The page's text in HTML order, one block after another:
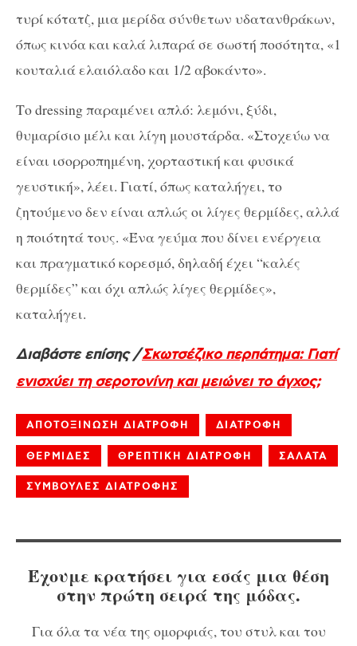
τυρί κότατζ, μια μερίδα σύνθετων υδατανθράκων,
όπως κινόα και καλά λιπαρά σε σωστή ποσότητα, «1
κουταλιά ελαιόλαδο και 1/2 αβοκάντο».
Το dressing παραμένει απλό: λεμόνι, ξύδι,
θυμαρίσιο μέλι και λίγη μουστάρδα. «Στοχεύω να
είναι ισορροπημένη, χορταστική και φυσικά
γευστική», λέει. Γιατί, όπως καταλήγει, το
ζητούμενο δεν είναι απλώς οι λίγες θερμίδες, αλλά
η ποιότητά τους. «Ένα γεύμα που δίνει ενέργεια
και πραγματικό κορεσμό, δηλαδή έχει “καλές
θερμίδες” και όχι απλώς λίγες θερμίδες»,
καταλήγει.
Διαβάστε επίσης /Σκωτσέζικο περπάτημα: Γιατί
ενισχύει τη σεροτονίνη και μειώνει το άγχος;
ΑΠΟΤΟΞΙΝΩΣΗ ΔΙΑΤΡΟΦΗ ΔΙΑΤΡΟΦΗ
ΘΕΡΜΙΔΕΣ ΘΡΕΠΤΙΚΗ ΔΙΑΤΡΟΦΗ ΣΑΛΑΤΑ
ΣΥΜΒΟΥΛΕΣ ΔΙΑΤΡΟΦΗΣ
Έχουμε κρατήσει για εσάς μια θέση
στην πρώτη σειρά της μόδας.
Για όλα τα νέα της ομορφιάς, του στυλ και του